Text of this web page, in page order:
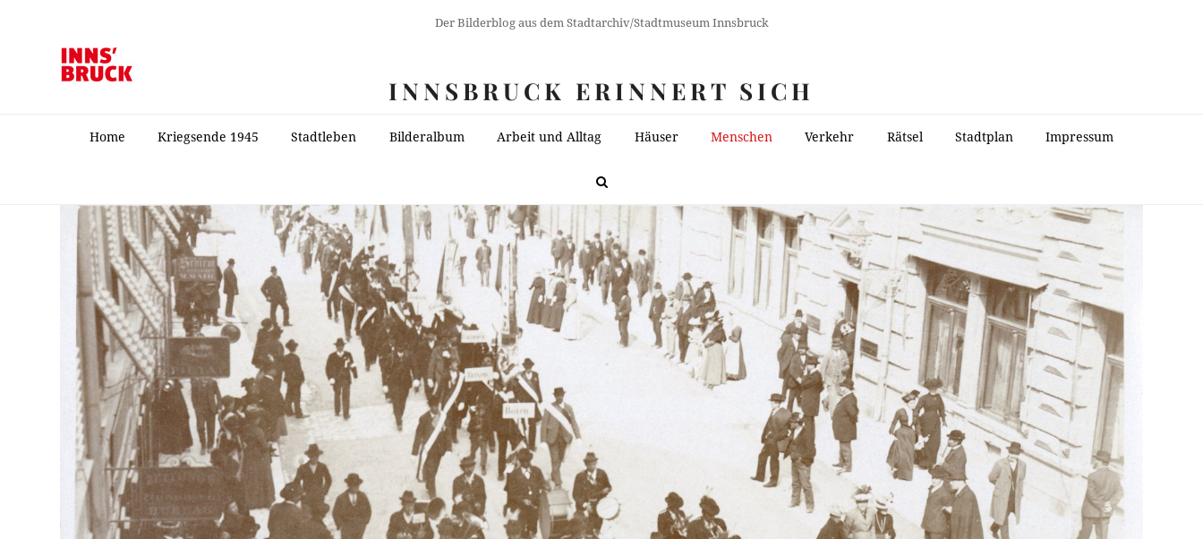
Der Bilderblog aus dem Stadtarchiv/Stadtmuseum Innsbruck
INNSBRUCK ERINNERT SICH
Home Kriegsende 1945 Stadtleben Bilderalbum Arbeit und Alltag Häuser Menschen Verkehr Rätsel Stadtplan Impressum